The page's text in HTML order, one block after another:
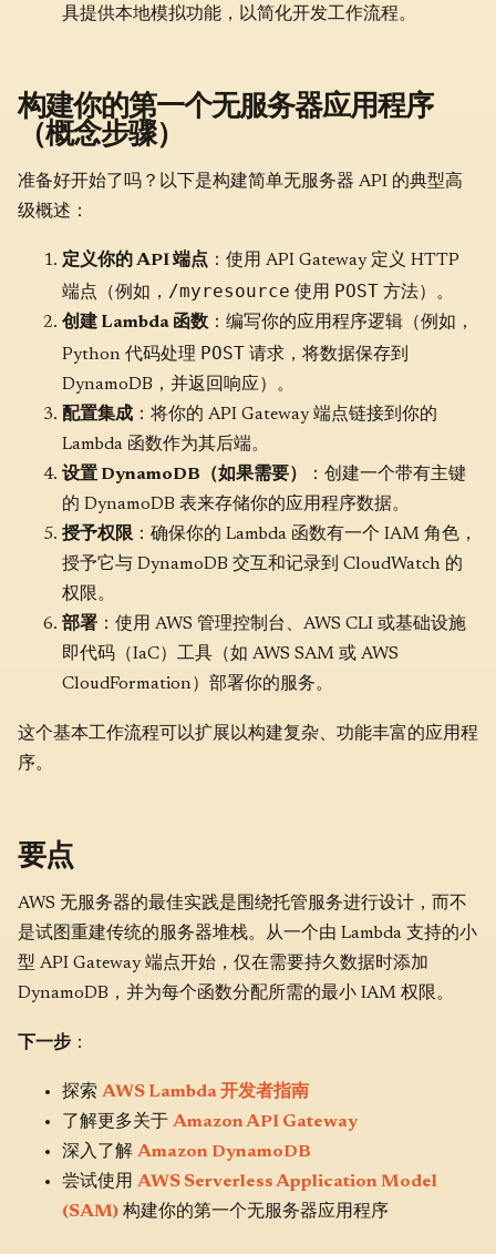
具提供本地模拟功能，以简化开发工作流程。
构建你的第一个无服务器应用程序
（概念步骤）
准备好开始了吗？以下是构建简单无服务器 API 的典型高
级概述：
定义你的 API 端点 ：使用 API Gateway 定义 HTTP
端点（例如， /myresource 使用 POST 方法）。
创建 Lambda 函数：编写你的应用程序逻辑（例如，
Python 代码处理 POST 请求，将数据保存到
DynamoDB，并返回响应）。
配置集成 ：将你的 API Gateway 端点链接到你的
Lambda 函数作为其后端。
设置 DynamoDB（如果需要）
：创建一个带有主键
的 DynamoDB 表来存储你的应用程序数据。
授予权限：确保你的 Lambda 函数有一个 IAM 角色，
授予它与 DynamoDB 交互和记录到 CloudWatch 的
权限。
部署 ：使用 AWS 管理控制台、AWS CLI 或基础设施
即代码（IaC）工具（如 AWS SAM 或 AWS
CloudFormation）部署你的服务。
这个基本工作流程可以扩展以构建复杂、功能丰富的应用程
序。
要点
AWS 无服务器的最佳实践是围绕托管服务进行设计，而不
是试图重建传统的服务器堆栈。从一个由 Lambda 支持的小
型 API Gateway 端点开始，仅在需要持久数据时添加
DynamoDB，并为每个函数分配所需的最小 IAM 权限。
下一步 ：
探索 AWS Lambda 开发者指南
了解更多关于 Amazon API Gateway
深入了解 Amazon DynamoDB
尝试使用 AWS Serverless Application Model
(SAM) 构建你的第一个无服务器应用程序